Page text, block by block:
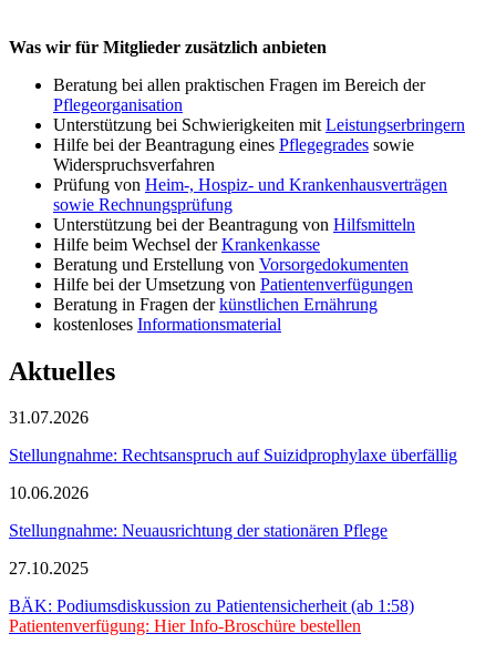
Was wir für Mitglieder zusätzlich anbieten
Beratung bei allen praktischen Fragen im Bereich der
Pflegeorganisation
Unterstützung bei Schwierigkeiten mit Leistungserbringern
Hilfe bei der Beantragung eines Pflegegrades sowie
Widerspruchsverfahren
Prüfung von Heim-, Hospiz- und Krankenhausverträgen
sowie Rechnungsprüfung
Unterstützung bei der Beantragung von Hilfsmitteln
Hilfe beim Wechsel derKrankenkasse
Beratung und Erstellung von Vorsorgedokumenten
Hilfe bei der Umsetzung von Patientenverfügungen
Beratung in Fragen derkünstlichen Ernährung
kostenloses Informationsmaterial
Aktuelles
31.07.2026
Stellungnahme: Rechtsanspruch auf Suizidprophylaxe überfällig
10.06.2026
Stellungnahme: Neuausrichtung der stationären Pflege
27.10.2025
BÄK: Podiumsdiskussion zu Patientensicherheit (ab 1:58)
Patientenverfügung: Hier Info-Broschüre bestellen